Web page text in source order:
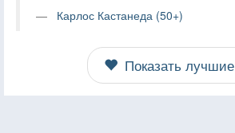
Карлос Кастанеда (50+)
Показать лучшие